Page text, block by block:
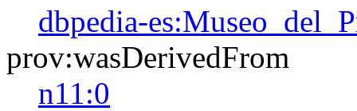
dbpedia-
prov:wasDerivedFrom
n11:0